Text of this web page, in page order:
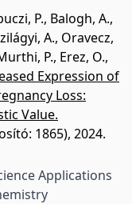
P., Balogh, A.,
A., Oravecz,
P., Erez, O.,
Expression of
Loss:
Value.
1865), 2024.
Applications